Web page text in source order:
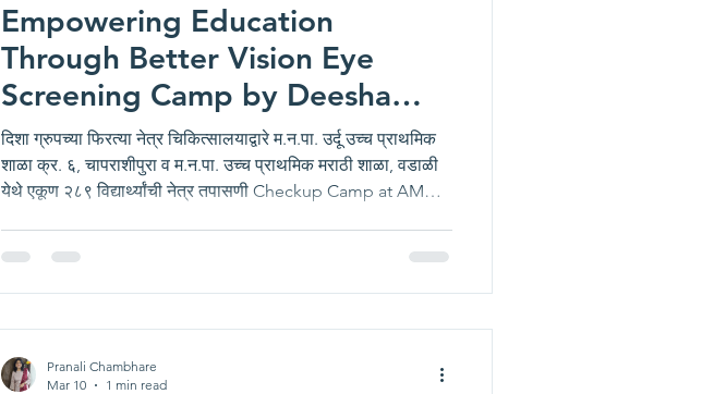
Empowering Education
Through Better Vision Eye
Screening Camp by Deesha
Group at AMC School
दिशा ग्रुपच्या फिरत्या नेत्र चिकित्सालयाद्वारे म.न.पा. उर्दू उच्च प्राथमिक
शाळा क्र. ६, चापराशीपुरा व म.न.पा. उच्च प्राथमिक मराठी शाळा, वडाळी
येथे एकूण २८९ विद्यार्थ्यांची नेत्र तपासणी Checkup Camp at AMC
म.न.पा. उच्च प्राथमिक मराठी शाळा, वडाळी, अमरावती येथे दिनांक ११ मार्च
२०२६ रोजी विद्यार्थ्यांसाठी विशेष नेत्र तपासणी शिबिर आयोजित करण्यात
Pranali Chambhare
Mar 10
1 min read